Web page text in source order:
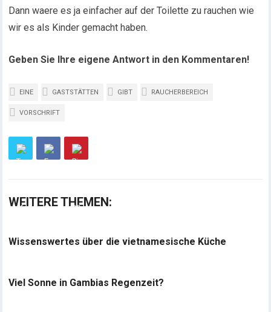
Dann waere es ja einfacher auf der Toilette zu rauchen wie
wir es als Kinder gemacht haben.
Geben Sie Ihre eigene Antwort in den Kommentaren!
EINE GASTSTÄTTEN GIBT RAUCHERBEREICH
VORSCHRIFT
WEITERE THEMEN:
Wissenswertes über die vietnamesische Küche
Viel Sonne in Gambias Regenzeit?